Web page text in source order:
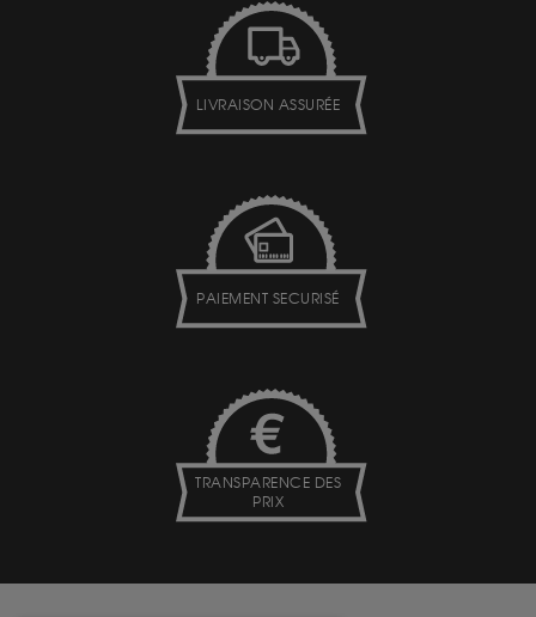
LIVRAISON ASSURÉE
PAIEMENT SECURISÉ
TRANSPARENCE DES
PRIX